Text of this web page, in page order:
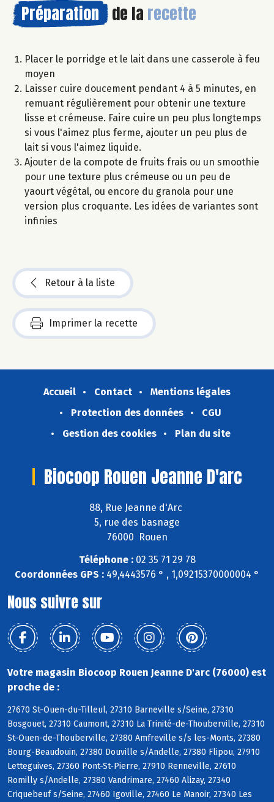
Préparation de la recette
Placer le porridge et le lait dans une casserole à feu
moyen
Laisser cuire doucement pendant 4 à 5 minutes, en
remuant régulièrement pour obtenir une texture
lisse et crémeuse. Faire cuire un peu plus longtemps
si vous l'aimez plus ferme, ajouter un peu plus de
lait si vous l'aimez liquide.
Ajouter de la compote de fruits frais ou un smoothie
pour une texture plus crémeuse ou un peu de
yaourt végétal, ou encore du granola pour une
version plus croquante. Les idées de variantes sont
infinies
Retour à la liste
Imprimer la recette
Accueil Contact
Mentions légales
Protection des données
CGU
Gestion des cookies
Plan du site
Biocoop Rouen Jeanne D'arc
88, Rue Jeanne d'Arc
5, rue des basnage
76000 Rouen
Téléphone :02 35 71 29 78
Coordonnées GPS : 49,4443576 ° , 1,09215370000004 °
Nous suivre sur
Votre magasin Biocoop Rouen Jeanne D'arc (76000) est
proche de :
27670 St-Ouen-du-Tilleul, 27310 Barneville s/Seine, 27310
Bosgouet, 27310 Caumont, 27310 La Trinité-de-Thouberville, 27310
St-Ouen-de-Thouberville, 27380 Amfreville s/s les-Monts, 27380
Bourg-Beaudouin, 27380 Douville s/Andelle, 27380 Flipou, 27910
Letteguives, 27360 Pont-St-Pierre, 27910 Renneville, 27610
Romilly s/Andelle, 27380 Vandrimare, 27460 Alizay, 27340
Criquebeuf s/Seine, 27460 Igoville, 27460 Le Manoir, 27340 Les